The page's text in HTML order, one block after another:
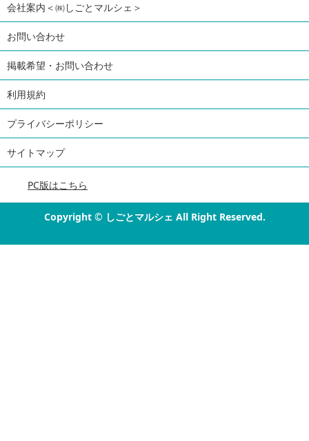
会社案内＜㈱しごとマルシェ＞
お問い合わせ
掲載希望・お問い合わせ
利用規約
プライバシーポリシー
サイトマップ
PC版はこちら
Copyright © しごとマルシェ All Right Reserved.